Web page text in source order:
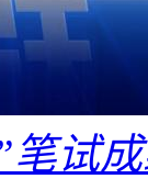
笔试